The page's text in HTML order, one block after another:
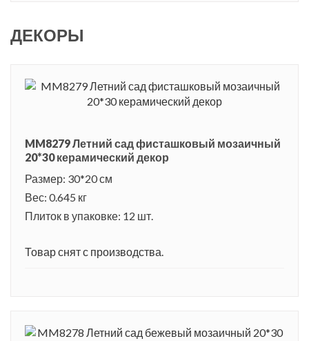
ДЕКОРЫ
MM8279 Летний сад фисташковый мозаичный
20*30 керамический декор
Размер: 30*20 см
Вес: 0.645 кг
Плиток в упаковке: 12 шт.
Товар снят с производства.